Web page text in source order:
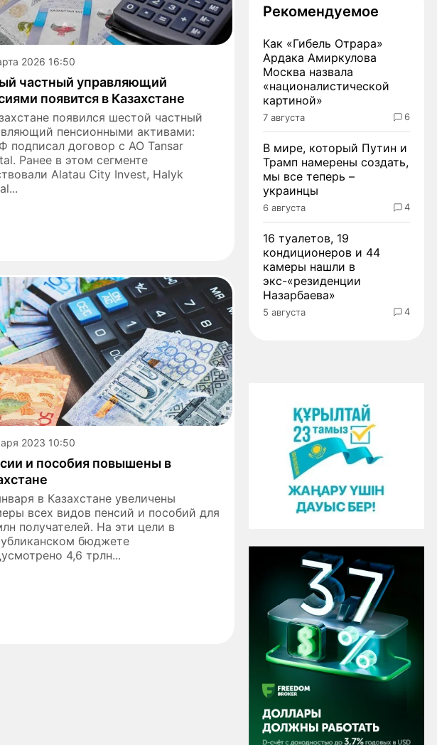
2026 16:50
частный управляющий
появится в Казахстане
появился шестой частный
пенсионными активами:
подписал договор с АО Tansar
Ранее в этом сегменте
Alatau City Invest, Halyk
2023 10:50
и пособия повышены в
в Казахстане увеличены
всех видов пенсий и пособий для
получателей. На эти цели в
бюджете
4,6 трлн...
Рекомендуемое
Как «Гибель Отрара»
Ардака Амиркулова
Москва назвала
«националистической
картиной»
7 августа 6
В мире, который Путин и
Трамп намерены создать,
мы все теперь –
украинцы
6 августа 4
16 туалетов, 19
кондиционеров и 44
камеры нашли в
экс-«резиденции
Назарбаева»
5 августа 4